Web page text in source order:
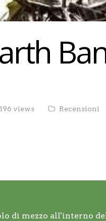
views Recensioni
di mezzo all'interno